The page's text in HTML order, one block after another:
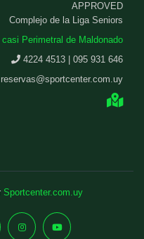
APPROVED
Complejo de la Liga Seniors
Perimetral de Maldonado
4224 4513 | 095 931 646
reservas@sportcenter.com.uy
Sportcenter.com.uy